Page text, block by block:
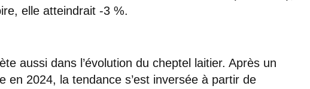
elle atteindrait -3 %.
aussi dans l’évolution du cheptel laitier. Après un
en 2024, la tendance s’est inversée à partir de